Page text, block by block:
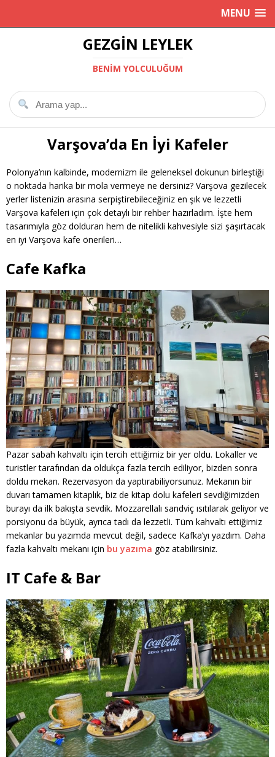
MENU
GEZGIN LEYLEK
BENIM YOLCULUĞUM
Varşova’da En İyi Kafeler
Polonya’nın kalbinde, modernizm ile geleneksel dokunun birleştiği
o noktada harika bir mola vermeye ne dersiniz? Varşova gezilecek
yerler listenizin arasına serpiştirebileceğiniz en şık ve lezzetli
Varşova kafeleri için çok detaylı bir rehber hazırladım. İşte hem
tasarımıyla göz dolduran hem de nitelikli kahvesiyle sizi şaşırtacak
en iyi Varşova kafe önerileri…
Cafe Kafka
Pazar sabah kahvaltı için tercih ettiğimiz bir yer oldu. Lokaller ve
turistler tarafından da oldukça fazla tercih ediliyor, bizden sonra
doldu mekan. Rezervasyon da yaptırabiliyorsunuz. Mekanın bir
duvarı tamamen kitaplık, biz de kitap dolu kafeleri sevdiğimizden
burayı da ilk bakışta sevdik. Mozzarellalı sandviç ısıtılarak geliyor ve
porsiyonu da büyük, ayrıca tadı da lezzetli. Tüm kahvaltı ettiğimiz
mekanlar bu yazımda mevcut değil, sadece Kafka’yı yazdım. Daha
fazla kahvaltı mekanı için bu yazıma göz atabilirsiniz.
IT Cafe & Bar